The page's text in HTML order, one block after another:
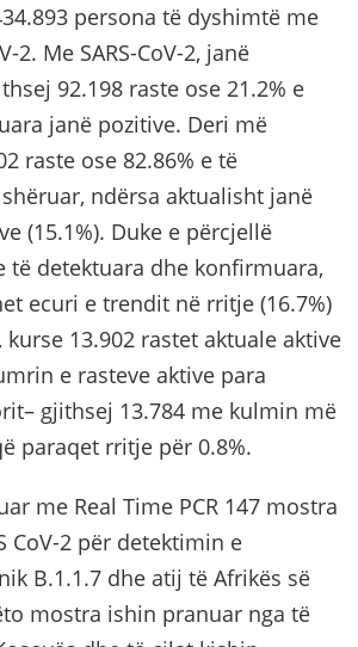
persona të dyshimtë me
2. Me SARS-CoV-2, janë
92.198 raste ose 21.2% e
janë pozitive. Deri më
raste ose 82.86% e të
ndërsa aktualisht janë
(15.1%). Duke e përcjellë
të detektuara dhe konfirmuara,
ecuri e trendit në rritje (16.7%)
kurse 13.902 rastet aktuale aktive
e rasteve aktive para
gjithsej 13.784 me kulmin më
paraqet rritje për 0.8%.
me Real Time PCR 147 mostra
CoV-2 për detektimin e
B.1.1.7 dhe atij të Afrikës së
mostra ishin pranuar nga të